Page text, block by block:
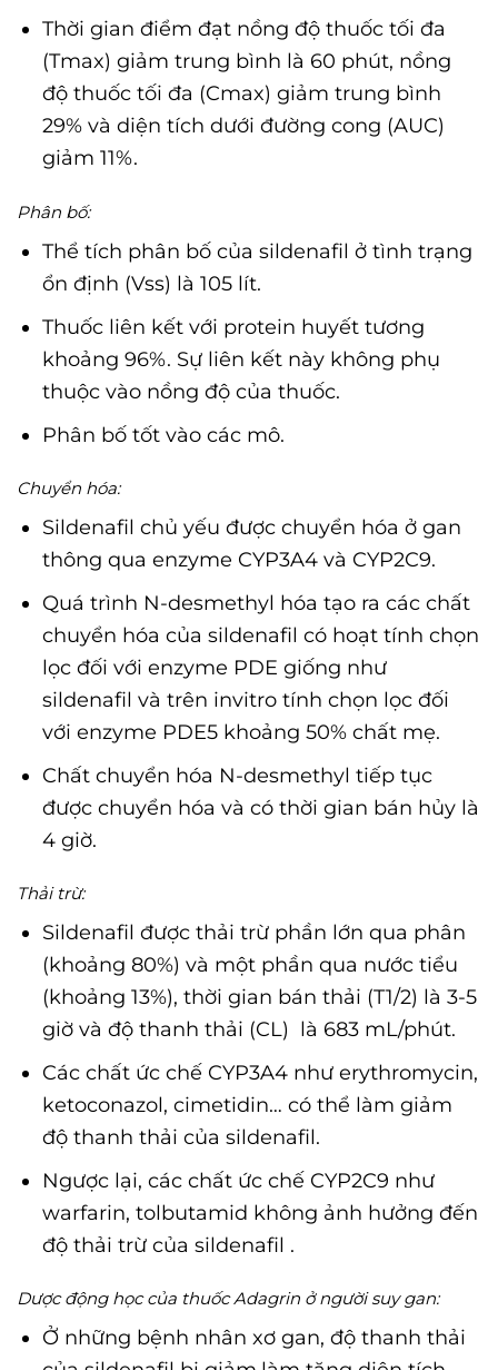
Thời gian điểm đạt nồng độ thuốc tối đa
(Tmax) giảm trung bình là 60 phút, nồng
độ thuốc tối đa (Cmax) giảm trung bình
29% và diện tích dưới đường cong (AUC)
giảm 11%.
Phân bố:
Thể tích phân bố của sildenafil ở tình trạng
ổn định (Vss) là 105 lít.
Thuốc liên kết với protein huyết tương
khoảng 96%. Sự liên kết này không phụ
thuộc vào nồng độ của thuốc.
Phân bố tốt vào các mô.
Chuyển hóa:
Sildenafil chủ yếu được chuyển hóa ở gan
thông qua enzyme CYP3A4 và CYP2C9.
Quá trình N-desmethyl hóa tạo ra các chất
chuyển hóa của sildenafil có hoạt tính chọn
lọc đối với enzyme PDE giống như
sildenafil và trên invitro tính chọn lọc đối
với enzyme PDE5 khoảng 50% chất mẹ.
Chất chuyển hóa N-desmethyl tiếp tục
được chuyển hóa và có thời gian bán hủy là
4 giờ.
Thải trừ:
Sildenafil được thải trừ phần lớn qua phân
(khoảng 80%) và một phần qua nước tiểu
(khoảng 13%), thời gian bán thải (T1/2) là 3-5
giờ và độ thanh thải (CL) là 683 mL/phút.
Các chất ức chế CYP3A4 như erythromycin,
ketoconazol, cimetidin… có thể làm giảm
độ thanh thải của sildenafil.
Ngược lại, các chất ức chế CYP2C9 như
warfarin, tolbutamid không ảnh hưởng đến
độ thải trừ của sildenafil .
Dược động học của thuốc Adagrin ở người suy gan:
Ở những bệnh nhân xơ gan, độ thanh thải